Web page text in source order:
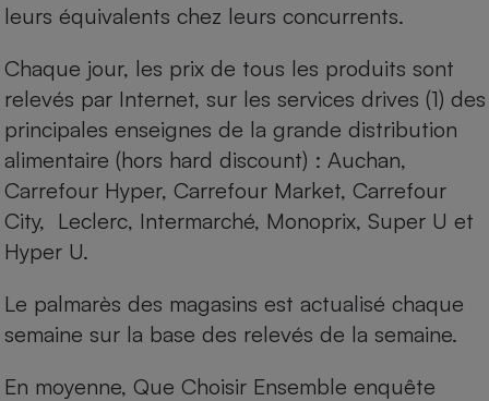
leurs équivalents chez leurs concurrents.
Chaque jour, les prix de tous les produits sont
relevés par Internet, sur les services drives (1) des
principales enseignes de la grande distribution
alimentaire (hors hard discount) : Auchan,
Carrefour Hyper, Carrefour Market, Carrefour
City, Leclerc, Intermarché, Monoprix, Super U et
Hyper U.
Le palmarès des magasins est actualisé chaque
semaine sur la base des relevés de la semaine.
En moyenne, Que Choisir Ensemble enquête